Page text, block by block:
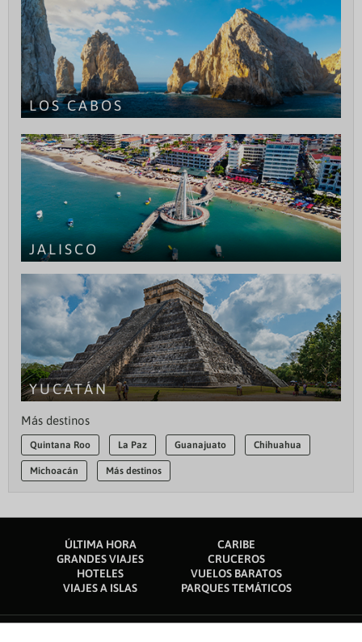
LOS CABOS
JALISCO
YUCATÁN
Más destinos
Quintana Roo La Paz Guanajuato Chihuahua
Michoacán Más destinos
ÚLTIMA HORA
CARIBE
GRANDES VIAJES
CRUCEROS
HOTELES
VUELOS BARATOS
VIAJES A ISLAS
PARQUES TEMÁTICOS